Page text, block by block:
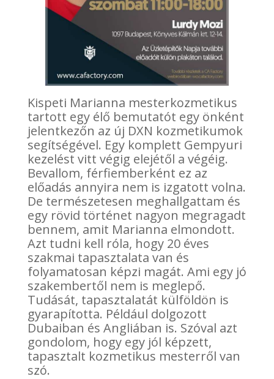
Kispeti Marianna mesterkozmetikus
tartott egy élő bemutatót egy önként
jelentkezőn az új DXN kozmetikumok
segítségével. Egy komplett Gempyuri
kezelést vitt végig elejétől a végéig.
Bevallom, férfiemberként ez az
előadás annyira nem is izgatott volna.
De természetesen meghallgattam és
egy rövid történet nagyon megragadt
bennem, amit Marianna elmondott.
Azt tudni kell róla, hogy 20 éves
szakmai tapasztalata van és
folyamatosan képzi magát. Ami egy jó
szakembertől nem is meglepő.
Tudását, tapasztalatát külföldön is
gyarapította. Például dolgozott
Dubaiban és Angliában is. Szóval azt
gondolom, hogy egy jól képzett,
tapasztalt kozmetikus mesterről van
szó.